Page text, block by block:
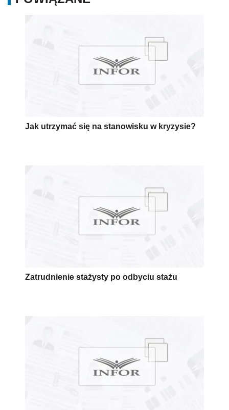
Jak utrzymać się na stanowisku w kryzysie?
Zatrudnienie stażysty po odbyciu stażu